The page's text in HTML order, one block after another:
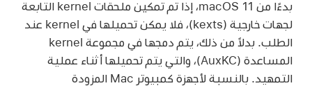
بدءًا من macOS 11
، إذا تم تمكين ملحقات kernel التابعة
لجهات خارجية (kexts)، فلا يمكن تحميلها في kernel عند
الطلب. بدلاً من ذلك، يتم دمجها في مجموعة kernel
المساعدة (AuxKC)، والتي يتم تحميلها أثناء عملية
التمهيد. بالنسبة لأجهزة كمبيوتر Mac المزودة